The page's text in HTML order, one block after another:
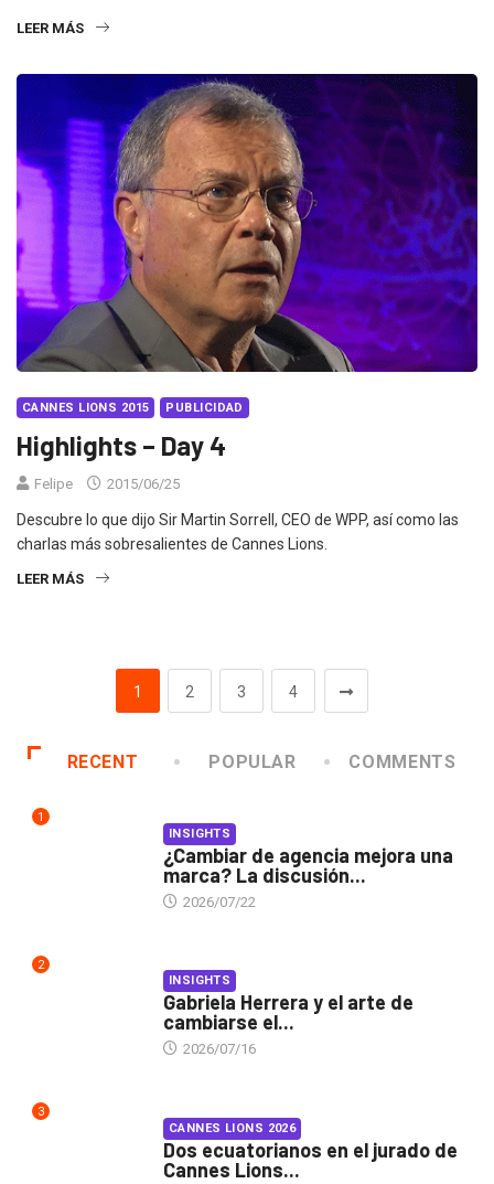
LEER MÁS
CANNES LIONS 2015 PUBLICIDAD
Highlights – Day 4
Felipe 2015/06/25
Descubre lo que dijo Sir Martin Sorrell, CEO de WPP, así como las
charlas más sobresalientes de Cannes Lions.
LEER MÁS
1 2 3 4
RECENT POPULAR COMMENTS
1
INSIGHTS
¿Cambiar de agencia mejora una
marca? La discusión...
2026/07/22
2
INSIGHTS
Gabriela Herrera y el arte de
cambiarse el...
2026/07/16
3
CANNES LIONS 2026
Dos ecuatorianos en el jurado de
Cannes Lions...